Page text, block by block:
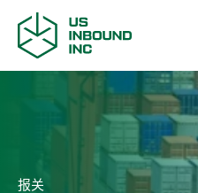
报关
获取报价
Your message
Your message
Your message
谢
您的消
谢
您的消
谢
您的消